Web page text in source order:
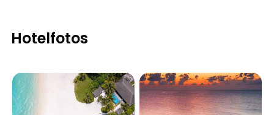
Hotelfotos